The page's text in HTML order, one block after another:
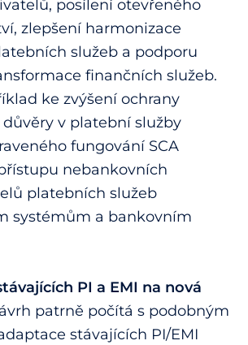
posílení otevřeného
zlepšení harmonizace
služeb a podporu
finančních služeb.
ke zvýšení ochrany
v platební služby
fungování SCA
nebankovních
platebních služeb
systémům a bankovním
PI a EMI na nová
patrně počítá s podobným
stávajících PI/EMI